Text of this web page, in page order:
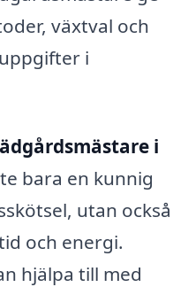
växtval och
i
i
bara en kunnig
utan också
och energi.
hjälpa till med